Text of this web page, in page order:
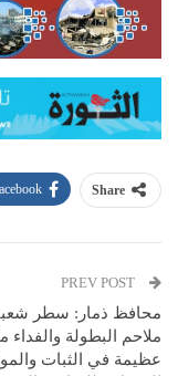
Share
محافظ ذمار: سطر
ملاحم البطولة والفداء
عظيمة في الثبات